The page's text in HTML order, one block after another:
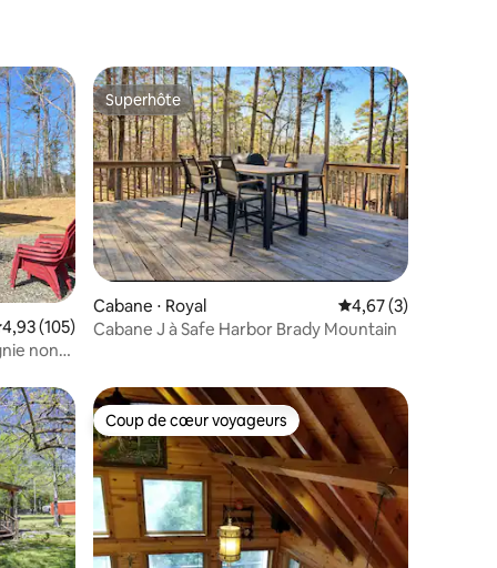
: 4,85 sur 5
moyenne sur la base de 105 commentaires : 4,93 sur 5
4,93 (105)
non
Superhôte
Superhôte
Cabane ⋅ Royal Évaluation
4,67 (3)
Cabane J à Safe Harbor Brady Mountain
Coup de cœur voyageurs
Coup de cœur voyageurs